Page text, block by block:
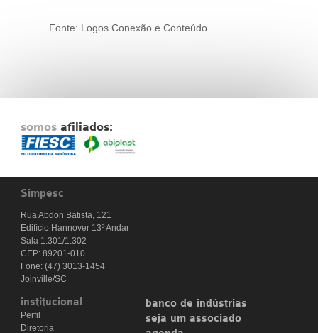
Fonte: Logos Conexão e Conteúdo
somos afiliados:
Simpesc
Rua Abdon Batista, 121
Edifício Hannover 13º Andar
Sala 1.301/1.302
CEP: 89201-010
Fone: (47) 3013-1454
Joinville/SC
institucional
Perfil
Diretoria
banco de indústrias
seja um associado